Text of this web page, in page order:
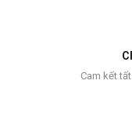
Cam kết